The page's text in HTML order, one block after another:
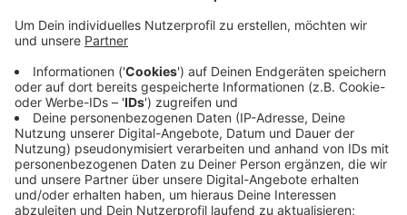
noch einmal geehrt worden.
Veröffentlicht:Donnerstag, 10.07.2025 06:35
Anzeige
Sie haben bei der Premiere des Kölner Macherinnen-
Awards in Kategorie „Mutmacherin“ gewonnen – für
ihren Mut und ihre Entschlossenheit.